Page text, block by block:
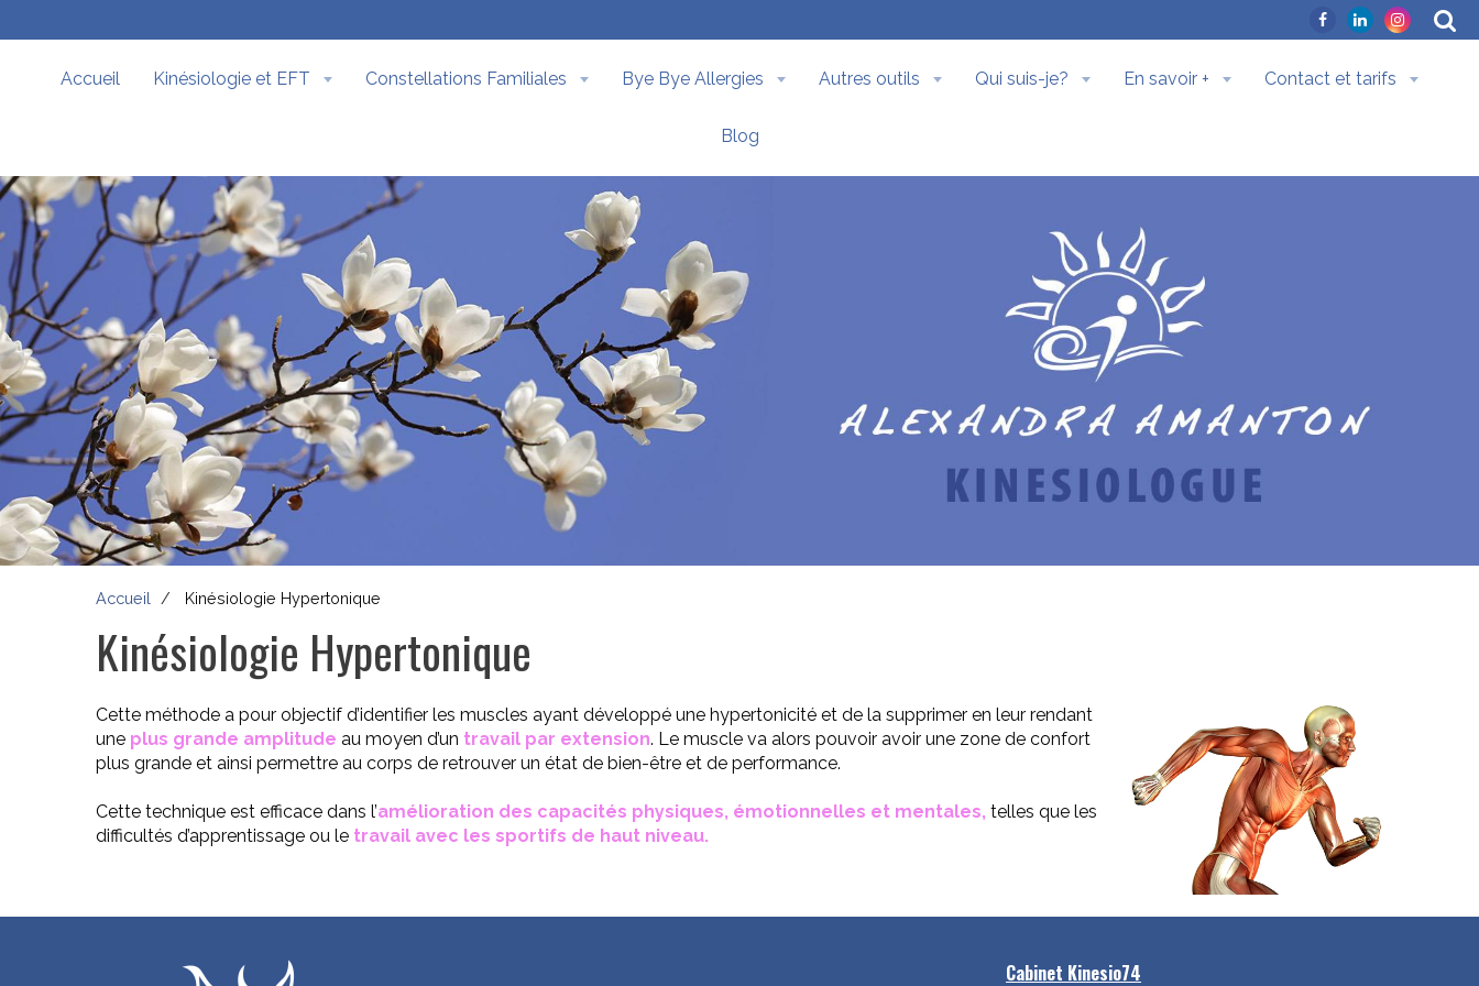
Accueil Kinésiologie et EFT Constellations Familiales Bye Bye Allergies Autres outils Qui suis-je? En savoir + Contact et tarifs
Blog
Accueil Kinésiologie Hypertonique
Kinésiologie Hypertonique
Cette méthode a pour objectif d’identifier les muscles ayant développé une hypertonicité et de la supprimer en leur rendant
une plus grande amplitude au moyen d’un travail par extension. Le muscle va alors pouvoir avoir une zone de confort
plus grande et ainsi permettre au corps de retrouver un état de bien-être et de performance.
Cette technique est efficace dans l’amélioration des capacités physiques, émotionnelles et mentales, telles que les
difficultés d’apprentissage ou le travail avec les sportifs de haut niveau.
Cabinet Kinesio74